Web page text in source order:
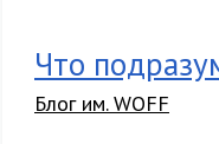
Что
Блог им. WOFF